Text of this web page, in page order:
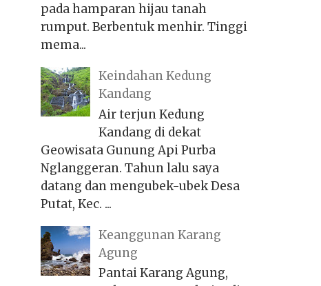
pada hamparan hijau tanah
rumput. Berbentuk menhir. Tinggi
mema...
Keindahan Kedung
Kandang
Air terjun Kedung
Kandang di dekat
Geowisata Gunung Api Purba
Nglanggeran. Tahun lalu saya
datang dan mengubek-ubek Desa
Putat, Kec. ...
Keanggunan Karang
Agung
Pantai Karang Agung,